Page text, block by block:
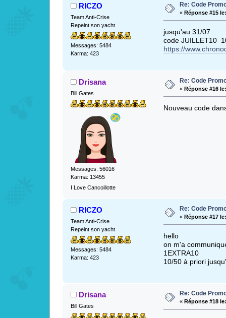
RICZO
Team Anti-Crise
Repeint son yacht
Messages: 5484
Karma: 423
Re: Code
« Réponse #15 le:
jusqu'au 31/07
code JUILLET10
https://
Drisana
Bill Gates
Messages: 56016
Karma: 13455
I Love Cancoillotte
Re: Code
« Réponse #16 le:
Nouveau code
RICZO
Team Anti-Crise
Repeint son yacht
Messages: 5484
Karma: 423
Re: Code
« Réponse #17 le:
hello
on m'a
1EXTRA10
10/50 à priori
Drisana
Bill Gates
Re: Code
« Réponse #18 le: